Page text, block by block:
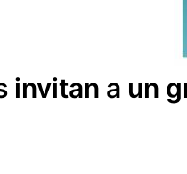
invitan a un